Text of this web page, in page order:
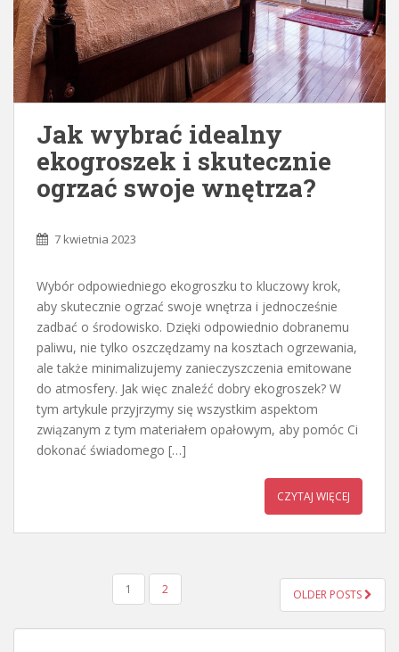
Jak wybrać idealny
ekogroszek i skutecznie
ogrzać swoje wnętrza?
7 kwietnia 2023
Wybór odpowiedniego ekogroszku to kluczowy krok,
aby skutecznie ogrzać swoje wnętrza i jednocześnie
zadbać o środowisko. Dzięki odpowiednio dobranemu
paliwu, nie tylko oszczędzamy na kosztach ogrzewania,
ale także minimalizujemy zanieczyszczenia emitowane
do atmosfery. Jak więc znaleźć dobry ekogroszek? W
tym artykule przyjrzymy się wszystkim aspektom
związanym z tym materiałem opałowym, aby pomóc Ci
dokonać świadomego […]
CZYTAJ WIĘCEJ
STRONICOWANIE
1 2 OLDER POSTS